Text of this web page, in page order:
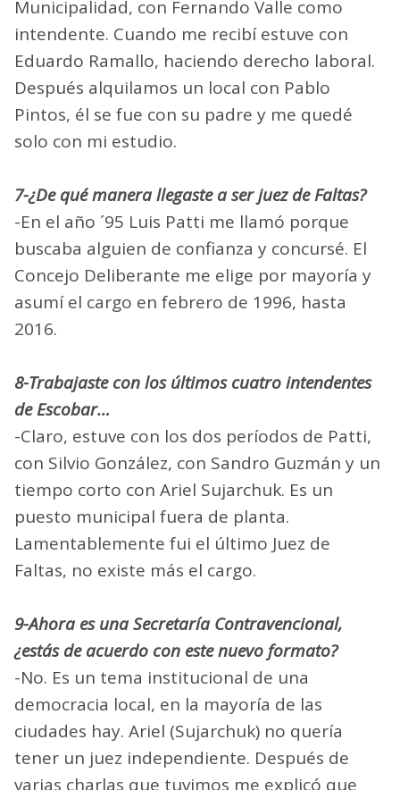
Municipalidad, con Fernando Valle como
intendente. Cuando me recibí estuve con
Eduardo Ramallo, haciendo derecho laboral.
Después alquilamos un local con Pablo
Pintos, él se fue con su padre y me quedé
solo con mi estudio.
7-¿De qué manera llegaste a ser juez de Faltas?
-En el año ´95 Luis Patti me llamó porque
buscaba alguien de confianza y concursé. El
Concejo Deliberante me elige por mayoría y
asumí el cargo en febrero de 1996, hasta
2016.
8-Trabajaste con los últimos cuatro intendentes
de Escobar…
-Claro, estuve con los dos períodos de Patti,
con Silvio González, con Sandro Guzmán y un
tiempo corto con Ariel Sujarchuk. Es un
puesto municipal fuera de planta.
Lamentablemente fui el último Juez de
Faltas, no existe más el cargo.
9-Ahora es una Secretaría Contravencional,
¿estás de acuerdo con este nuevo formato?
-No. Es un tema institucional de una
democracia local, en la mayoría de las
ciudades hay. Ariel (Sujarchuk) no quería
tener un juez independiente. Después de
varias charlas que tuvimos me explicó que